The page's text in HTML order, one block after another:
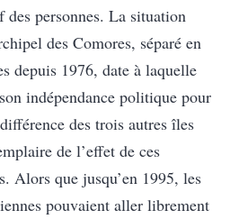
personnes. La situation
des Comores, séparé en
depuis 1976, date à laquelle
indépendance politique pour
des trois autres îles
de l’effet de ces
Alors que jusqu’en 1995, les
pouvaient aller librement